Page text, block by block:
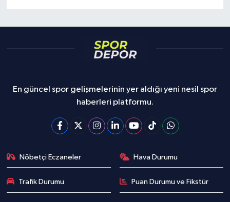
En güncel spor gelişmelerinin yer aldığı yeni nesil spor
haberleri platformu.
Nöbetçi Eczaneler Hava Durumu
Trafik Durumu Puan Durumu ve Fikstür